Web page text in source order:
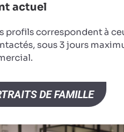
actuel
profils correspondent à
sous 3 jours
DE FAMILLE